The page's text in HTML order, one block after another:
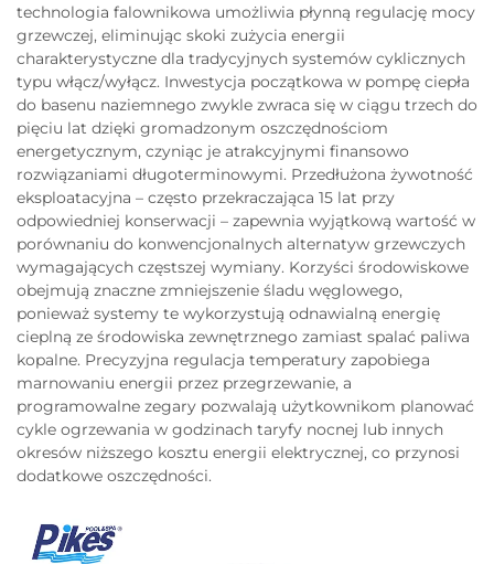
technologia falownikowa umożliwia płynną regulację mocy
grzewczej, eliminując skoki zużycia energii
charakterystyczne dla tradycyjnych systemów cyklicznych
typu włącz/wyłącz. Inwestycja początkowa w pompę ciepła
do basenu naziemnego zwykle zwraca się w ciągu trzech do
pięciu lat dzięki gromadzonym oszczędnościom
energetycznym, czyniąc je atrakcyjnymi finansowo
rozwiązaniami długoterminowymi. Przedłużona żywotność
eksploatacyjna – często przekraczająca 15 lat przy
odpowiedniej konserwacji – zapewnia wyjątkową wartość w
porównaniu do konwencjonalnych alternatyw grzewczych
wymagających częstszej wymiany. Korzyści środowiskowe
obejmują znaczne zmniejszenie śladu węglowego,
ponieważ systemy te wykorzystują odnawialną energię
cieplną ze środowiska zewnętrznego zamiast spalać paliwa
kopalne. Precyzyjna regulacja temperatury zapobiega
marnowaniu energii przez przegrzewanie, a
programowalne zegary pozwalają użytkownikom planować
cykle ogrzewania w godzinach taryfy nocnej lub innych
okresów niższego kosztu energii elektrycznej, co przynosi
dodatkowe oszczędności.